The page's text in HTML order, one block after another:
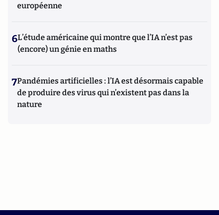
européenne
6L’étude américaine qui montre que l’IA n’est pas
(encore) un génie en maths
7Pandémies artificielles : l’IA est désormais capable
de produire des virus qui n’existent pas dans la
nature